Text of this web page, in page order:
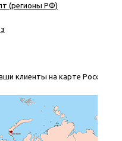
(регионы РФ)
клиенты на карте России